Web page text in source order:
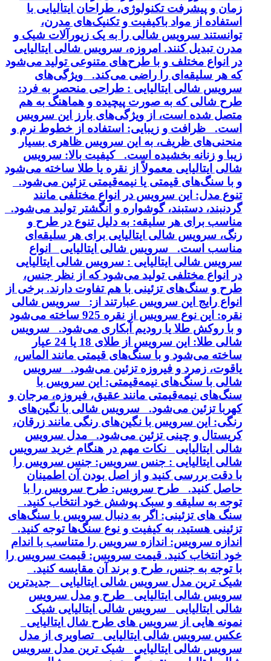
زمان و پیشرفت تکنولوژی، طراحان ایتالیایی با
استفاده از مواد باکیفیت و تکنیک‌های مدرن،
توانستند سرویس شالی را به یک زیورآلات شیک و
مدرن تبدیل کنند. امروزه، سرویس شالی ایتالیایی
در انواع مختلف و با طرح‌های متنوعی تولید می‌شود
که هر سلیقه‌ای را راضی می‌کند. ویژگی‌های
سرویس شالی ایتالیایی : طراحی منحصر به فرد:
طرح شالی که به صورت پیچیده و هماهنگ به هم
متصل شده است، از ویژگی‌های بارز این سرویس
است. ظرافت و زیبایی: استفاده از خطوط نرم و
منحنی‌های ظریف، به این سرویس ظاهری بسیار
زیبا و زنانه بخشیده است. کیفیت بالا: سرویس
شالی ایتالیایی معمولاً از نقره یا طلا ساخته می‌شود
و با سنگ‌های قیمتی یا نیمه‌قیمتی تزئین می‌شود.
تنوع مدل: این سرویس در انواع مختلفی مانند
گردنبند، دستبند، گوشواره و انگشتر تولید می‌شود.
مناسب برای هر سلیقه: به دلیل تنوع در طرح و
رنگ، سرویس شالی ایتالیایی برای هر سلیقه‌ای
مناسب است. سرویس شالی ایتالیایی انواع
سرویس شالی ایتالیایی : سرویس شالی ایتالیایی
در انواع مختلفی تولید می‌شود که از نظر جنس،
طرح و سنگ‌های تزئینی با هم تفاوت دارند. برخی از
انواع رایج این سرویس عبارتند از: سرویس شالی
نقره: این نوع سرویس از نقره 925 ساخته می‌شود
و با روکش طلا یا رودیم آبکاری می‌شود. سرویس
شالی طلا: این سرویس از طلای 18 یا 24 عیار
ساخته می‌شود و با سنگ‌های قیمتی مانند الماس،
یاقوت، زمرد و فیروزه تزئین می‌شود. سرویس
شالی با سنگ‌های نیمه‌قیمتی: این سرویس با
سنگ‌های نیمه‌قیمتی مانند عقیق، فیروزه، مرجان و
کهربا تزئین می‌شود. سرویس شالی با نگین‌های
رنگی: این سرویس با نگین‌های رنگی مانند زرقان،
کریستال و چینی تزئین می‌شود. مدل سرویس
شالی ایتالیایی نکات مهم در هنگام خرید سرویس
شالی ایتالیایی : جنس سرویس: جنس سرویس را
با دقت بررسی کنید و از اصل بودن آن اطمینان
حاصل کنید. طرح سرویس: طرح سرویس را با
توجه به سلیقه و سبک پوشش خود انتخاب کنید.
سنگ های تزئینی: اگر به دنبال سرویس با سنگ‌های
تزئینی هستید، به کیفیت و نوع سنگ‌ها توجه کنید.
اندازه سرویس: اندازه سرویس را متناسب با اندام
خود انتخاب کنید. قیمت سرویس: قیمت سرویس را
با توجه به جنس، طرح و برند آن مقایسه کنید.
شیک ترین مدل سرویس شالی ایتالیایی جدیدترین
سرویس شالی ایتالیایی طرح و مدل سرویس
شالی ایتالیایی سرویس شالی ایتالیایی شیک
نمونه هایی از سرویس های طرح شال ایتالیایی
عکس سرویس شالی ایتالیایی تصاویری از مدل
سرویس شالی ایتالیایی شیک ترین مدل سرویس